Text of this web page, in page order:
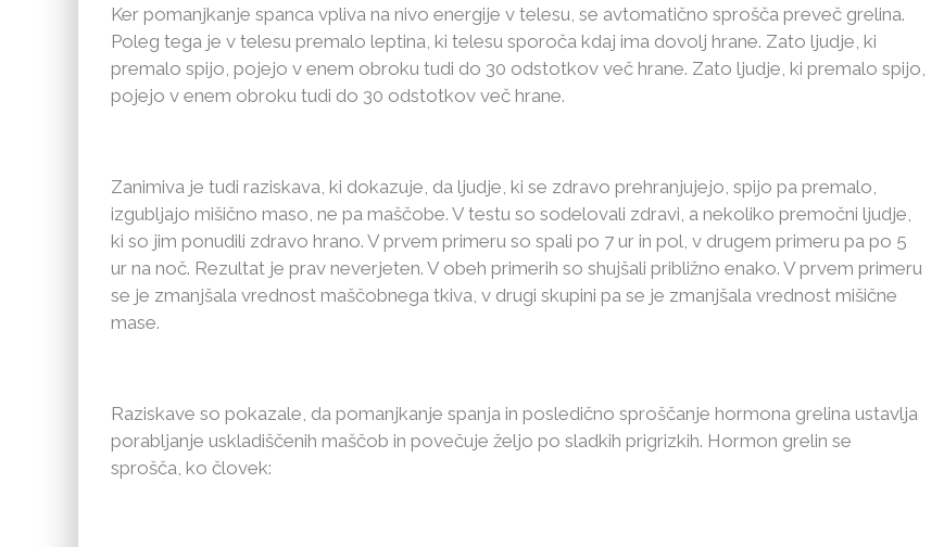
Ker pomanjkanje spanca vpliva na nivo energije v telesu, se avtomatično sprošča preveč grelina.
Poleg tega je v telesu premalo leptina, ki telesu sporoča kdaj ima dovolj hrane. Zato ljudje, ki
premalo spijo, pojejo v enem obroku tudi do 30 odstotkov več hrane. Zato ljudje, ki premalo spijo,
pojejo v enem obroku tudi do 30 odstotkov več hrane.
Zanimiva je tudi raziskava, ki dokazuje, da ljudje, ki se zdravo prehranjujejo, spijo pa premalo,
izgubljajo mišično maso, ne pa maščobe. V testu so sodelovali zdravi, a nekoliko premočni ljudje,
ki so jim ponudili zdravo hrano. V prvem primeru so spali po 7 ur in pol, v drugem primeru pa po 5
ur na noč. Rezultat je prav neverjeten. V obeh primerih so shujšali približno enako. V prvem primeru
se je zmanjšala vrednost maščobnega tkiva, v drugi skupini pa se je zmanjšala vrednost mišične
mase.
Raziskave so pokazale, da pomanjkanje spanja in posledično sproščanje hormona grelina ustavlja
porabljanje uskladiščenih maščob in povečuje željo po sladkih prigrizkih. Hormon grelin se
sprošča, ko človek: